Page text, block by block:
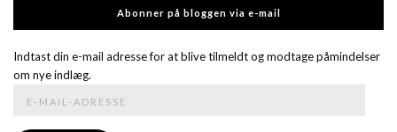
Abonner på bloggen via e-mail
Indtast din e-mail adresse for at blive tilmeldt og modtage påmindelser
om nye indlæg.